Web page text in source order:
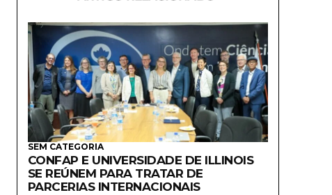
SEM CATEGORIA
CONFAP E UNIVERSIDADE DE ILLINOIS
SE REÚNEM PARA TRATAR DE
PARCERIAS INTERNACIONAIS